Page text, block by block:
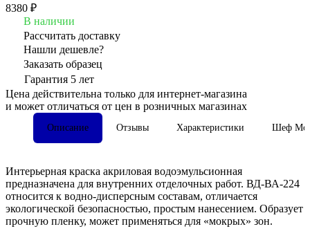
8380 ₽
В наличии
Рассчитать доставку
Нашли дешевле?
Заказать образец
Гарантия 5 лет
Цена действительна только для интернет-магазина
и может отличаться от цен в розничных магазинах
Описание Отзывы Характеристики Шеф
Интерьерная краска акриловая водоэмульсионная
предназначена для внутренних отделочных работ. ВД-ВА-224
относится к водно-дисперсным составам, отличается
экологической безопасностью, простым нанесением. Образует
прочную пленку, может применяться для «мокрых» зон.